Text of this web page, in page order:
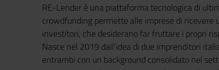
RE-Lender è una piattaforma tecnologica di
crowdfunding permette alle imprese di ricevere
investitori, che desiderano far fruttare i propri
Nasce nel 2019 dall’idea di due imprenditori
entrambi con un background consolidato nel